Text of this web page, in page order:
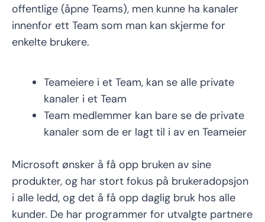
offentlige (åpne Teams), men kunne ha kanaler
innenfor ett Team som man kan skjerme for
enkelte brukere.
Teameiere i et Team, kan se alle private
kanaler i et Team
Team medlemmer kan bare se de private
kanaler som de er lagt til i av en Teameier
Microsoft ønsker å få opp bruken av sine
produkter, og har stort fokus på brukeradopsjon
i alle ledd, og det å få opp daglig bruk hos alle
kunder. De har programmer for utvalgte partnere